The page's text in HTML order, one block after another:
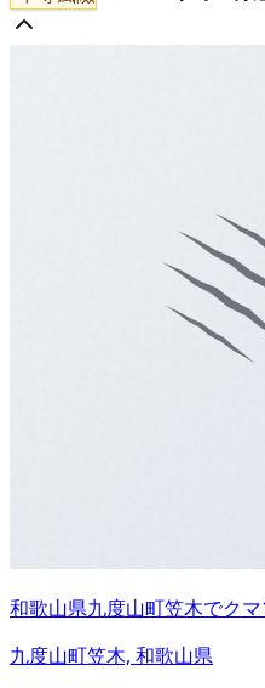
和歌山県九度山町笠木でクマ
九度山町笠木, 和歌山県